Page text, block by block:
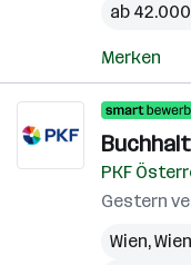
ab
Merken
PKF
Gestern
Wien,